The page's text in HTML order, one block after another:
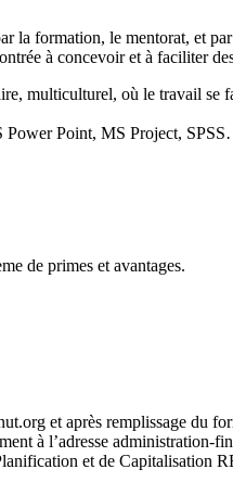
la formation, le mentorat, et
à concevoir et à faciliter
multiculturel, où le travail se
Power Point, MS Project,
de primes et avantages.
et après remplissage
à l’adresse administration-
et de Capitalisation